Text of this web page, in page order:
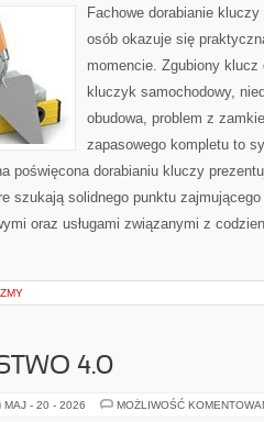
Fachowe dorabianie
osób okazuje się
momencie. Zgubiony
kluczyk samochodowy,
obudowa, problem z
zapasowego kompletu to
poświęcona dorabianiu kluczy
szukają solidnego punktu
oraz usługami związanymi z
4.0
MAJ - 20 - 2026 MOŻLIWOŚĆ